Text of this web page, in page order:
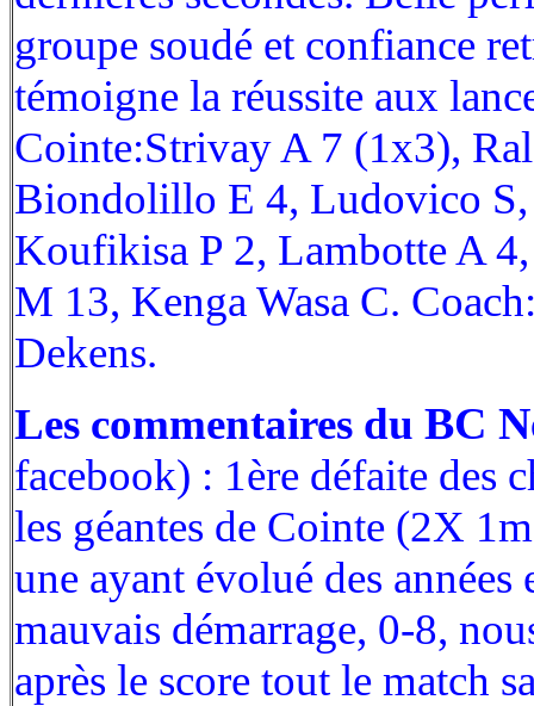
groupe soudé et confiance
témoigne la réussite aux
Cointe:Strivay A 7 (1x3),
Biondolillo E 4, Ludovico
Koufikisa P 2, Lambotte A
M 13, Kenga Wasa C.
Dekens.
Les commentaires du BC
facebook) : 1ère défaite des
les géantes de Cointe (2X
une ayant évolué des
mauvais démarrage, 0-8,
après le score tout le match